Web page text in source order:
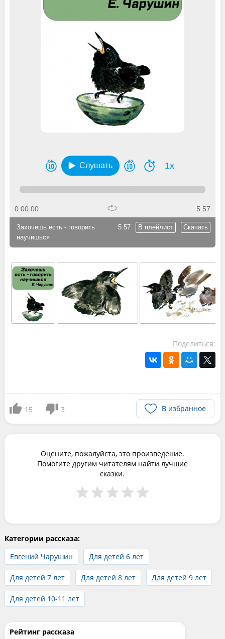
Слушать 1x
0:00:00 5:57
5:57 В плейлист Скачать
Захочешь есть - говорить
научишься
Поделиться:
15 3 В избранное
Оцените, пожалуйста, это произведение.
Помогите другим читателям найти лучшие
сказки.
Категории рассказа:
Евгений Чарушин
Для детей 6 лет
Для детей 7 лет Для детей 8 лет Для детей 9 лет
Для детей 10-11 лет
Рейтинг рассказа